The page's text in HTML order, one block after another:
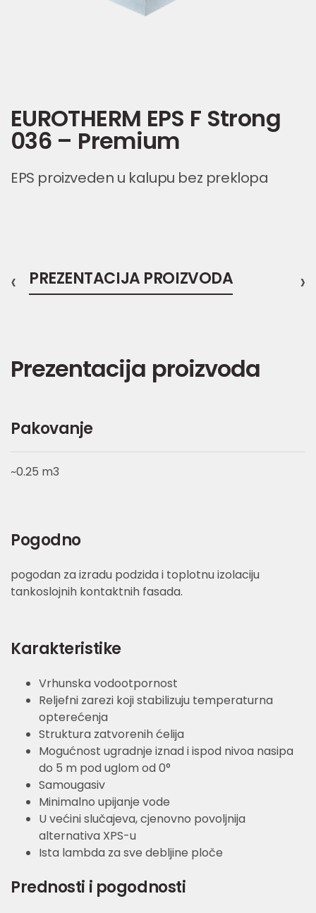
EUROTHERM EPS F Strong
036 – Premium
EPS proizveden u kalupu bez preklopa
PREZENTACIJA PROIZVODA
‹ ›
Prezentacija proizvoda
Pakovanje
~0.25 m3
Pogodno
pogodan za izradu podzida i toplotnu izolaciju
tankoslojnih kontaktnih fasada.
Karakteristike
Vrhunska vodootpornost
Reljefni zarezi koji stabilizuju temperaturna
opterećenja
Struktura zatvorenih ćelija
Mogućnost ugradnje iznad i ispod nivoa nasipa
do 5 m pod uglom od 0°
Samougasiv
Minimalno upijanje vode
U većini slučajeva, cjenovno povoljnija
alternativa XPS-u
Ista lambda za sve debljine ploče
Prednosti i pogodnosti